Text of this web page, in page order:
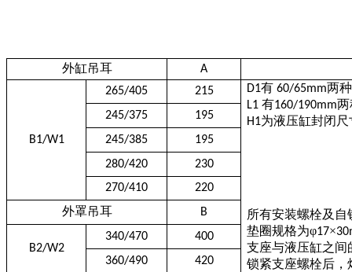
外缸吊耳 A
B1/W1
265/405 215 D1有 60/65mm两
L1有160/190mm两
H1为液压缸封闭
所有安装螺栓及
垫圈规格为φ17×
支座与液压缸之间
锁紧支座螺栓后，
245/375
195
245/385
195
280/420
230
270/410
220
外罩吊耳 B
B2/W2
340/470
400
360/490
420